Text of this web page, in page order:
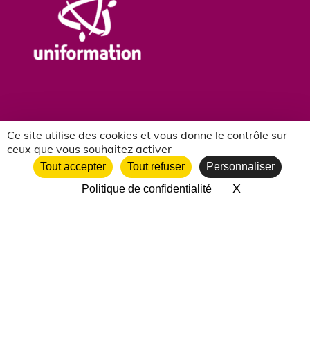
Ce site utilise des cookies et vous donne le contrôle sur
ceux que vous souhaitez activer
Tout accepter Tout refuser
Personnaliser
Politique de confidentialité
XMasquer le
NOS PARTENAIRES ASSOCIATIFS